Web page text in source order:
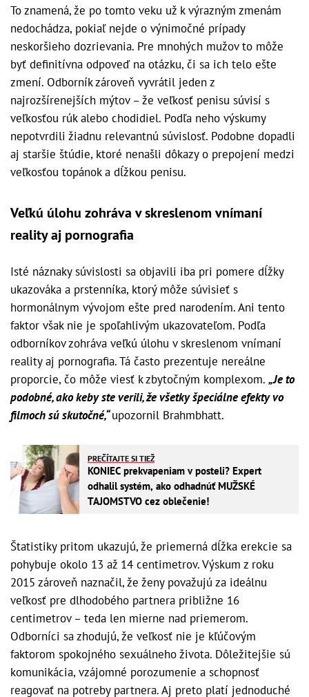
To znamená, že po tomto veku už k výrazným zmenám
nedochádza, pokiaľ nejde o výnimočné prípady
neskoršieho dozrievania. Pre mnohých mužov to môže
byť definitívna odpoveď na otázku, či sa ich telo ešte
zmení. Odborník zároveň vyvrátil jeden z
najrozšírenejších mýtov – že veľkosť penisu súvisí s
veľkosťou rúk alebo chodidiel. Podľa neho výskumy
nepotvrdili žiadnu relevantnú súvislosť. Podobne dopadli
aj staršie štúdie, ktoré nenašli dôkazy o prepojení medzi
veľkosťou topánok a dĺžkou penisu.
Veľkú úlohu zohráva v skreslenom vnímaní
reality aj pornografia
Isté náznaky súvislosti sa objavili iba pri pomere dĺžky
ukazováka a prstenníka, ktorý môže súvisieť s
hormonálnym vývojom ešte pred narodením. Ani tento
faktor však nie je spoľahlivým ukazovateľom. Podľa
odborníkov zohráva veľkú úlohu v skreslenom vnímaní
reality aj pornografia. Tá často prezentuje nereálne
proporcie, čo môže viesť k zbytočným komplexom. „Je to
podobné, ako keby ste verili, že všetky špeciálne efekty vo
filmoch sú skutočné,“upozornil Brahmbhatt.
PREČÍTAJTE SI TIEŽ
KONIEC prekvapeniam v posteli? Expert
odhalil systém, ako odhadnúť MUŽSKÉ
TAJOMSTVO cez oblečenie!
Štatistiky pritom ukazujú, že priemerná dĺžka erekcie sa
pohybuje okolo 13 až 14 centimetrov. Výskum z roku
2015 zároveň naznačil, že ženy považujú za ideálnu
veľkosť pre dlhodobého partnera približne 16
centimetrov – teda len mierne nad priemerom.
Odborníci sa zhodujú, že veľkosť nie je kľúčovým
faktorom spokojného sexuálneho života. Dôležitejšie sú
komunikácia, vzájomné porozumenie a schopnosť
reagovať na potreby partnera. Aj preto platí jednoduché